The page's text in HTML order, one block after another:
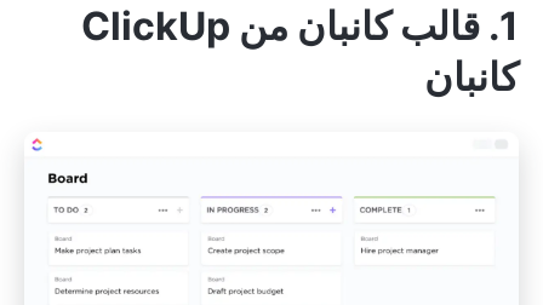
1. قالب كانبان من ClickUp
كانبان